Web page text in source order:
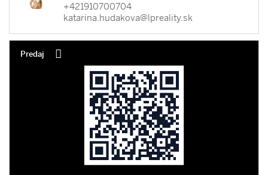
+421910700704
katarina.hudakova@lpreality.sk
Predaj